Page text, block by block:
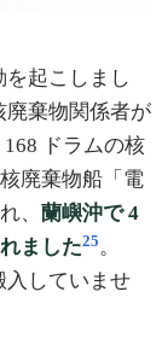
を起こしまし
廃棄物関係者が
ドラムの核
廃棄物船「電
、 蘭嶼沖で 4
ました25。
入していませ